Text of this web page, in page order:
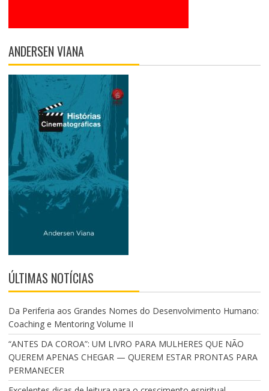
ANDERSEN VIANA
ÚLTIMAS NOTÍCIAS
Da Periferia aos Grandes Nomes do Desenvolvimento Humano:
Coaching e Mentoring Volume II
“ANTES DA COROA”: UM LIVRO PARA MULHERES QUE NÃO
QUEREM APENAS CHEGAR — QUEREM ESTAR PRONTAS PARA
PERMANECER